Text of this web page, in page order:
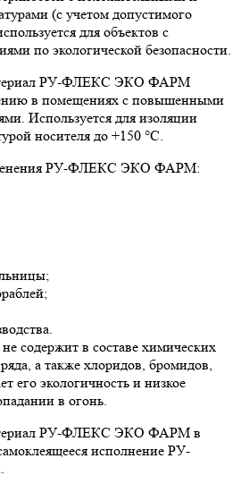
(с учетом допустимого
для объектов с
по экологической безопасности.
РУ-ФЛЕКС ЭКО ФАРМ
в помещениях с повышенными
Используется для изоляции
носителя до +150 °С.
РУ-ФЛЕКС ЭКО ФАРМ:
в составе химических
а также хлоридов, бромидов,
его экологичность и низкое
в огонь.
РУ-ФЛЕКС ЭКО ФАРМ в
исполнение РУ-